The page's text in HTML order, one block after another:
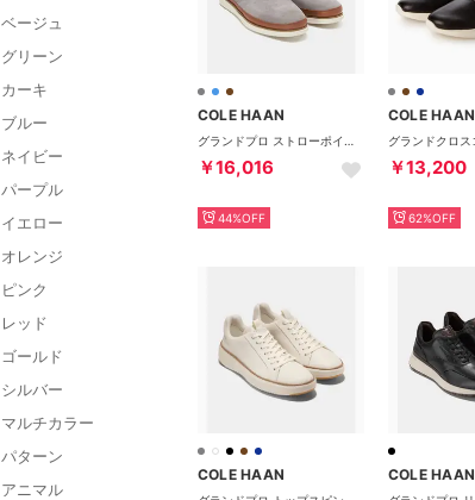
ベージュ
グリーン
カーキ
ブルー
ネイビー
パープル
イエロー
オレンジ
ピンク
レッド
ゴールド
シルバー
マルチカラー
パターン
アニマル
COLE HAAN
￥16,016
44%OFF
COLE HAAN
￥13,200
62%OFF
COLE HAAN COLE HAAN